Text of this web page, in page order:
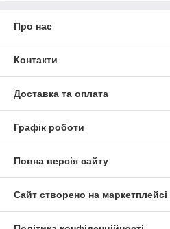
Про нас
Контакти
Доставка та оплата
Графік роботи
Повна версія сайту
Сайт створено на маркетплейсі